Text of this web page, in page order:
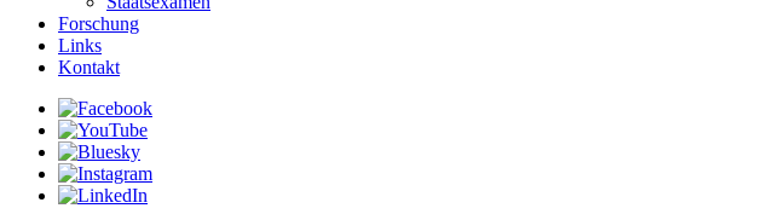
Forschung
Links
Kontakt